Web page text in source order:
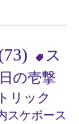
ス
の壱撃
リック
スケボース